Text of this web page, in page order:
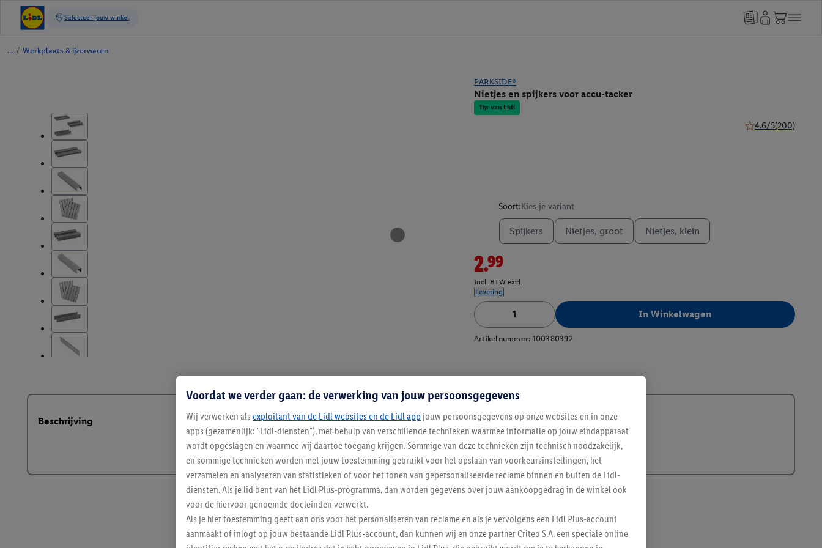
/ Werkplaats & ijzerwaren
PARKSIDE®
Nietjes en spijkers voor accu-tacker
Tip van Lidl
4.6/5(200)
Soort:Kies je variant
Spijkers Nietjes, groot Nietjes, klein
2.99
Incl. BTW excl.
Levering
In Winkelwagen
Artikelnummer: 100380392
Beschrijving
Voordat we verder gaan: de verwerking van jouw persoonsgegevens
Wij verwerken als exploitant van de Lidl websites en de Lidl app jouw persoonsgegevens op onze websites en in onze
apps (gezamenlijk: "Lidl-diensten"), met behulp van verschillende technieken waarmee informatie op jouw eindapparaat
wordt opgeslagen en waarmee wij daartoe toegang krijgen. Sommige van deze technieken zijn technisch noodzakelijk,
en sommige technieken worden met jouw toestemming gebruikt voor het opslaan van voorkeursinstellingen, het
verzamelen en analyseren van statistieken of voor het tonen van gepersonaliseerde reclame binnen en buiten de Lidl-
diensten. Als je lid bent van het Lidl Plus-programma, dan worden gegevens over jouw aankoopgedrag in de winkel ook
voor de hiervoor genoemde doeleinden verwerkt.
Als je hier toestemming geeft aan ons voor het personaliseren van reclame en als je vervolgens een Lidl Plus-account
aanmaakt of inlogt op jouw bestaande Lidl Plus-account, dan kunnen wij en onze partner Criteo S.A. een speciale online